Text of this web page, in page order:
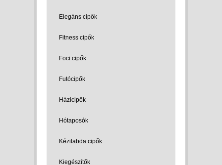
Elegáns cipők
Fitness cipők
Foci cipők
Futócipők
Házicipők
Hótaposók
Kézilabda cipők
Kiegészítők